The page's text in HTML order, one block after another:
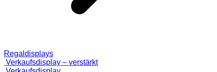
Regaldisplays
Verkaufsdisplay – verstärkt